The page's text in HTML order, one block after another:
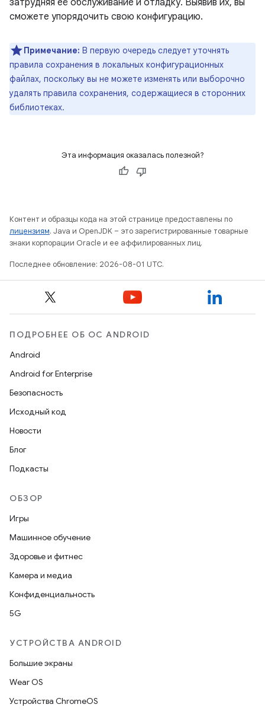
затрудняя её обслуживание и отладку. Выявив их, вы
сможете упорядочить свою конфигурацию.
Примечание: В первую очередь следует уточнять
правила сохранения в локальных конфигурационных
файлах, поскольку вы не можете изменять или выборочно
удалять правила сохранения, содержащиеся в сторонних
библиотеках.
Эта информация оказалась полезной?
Контент и образцы кода на этой странице предоставлены по
лицензиям. Java и OpenJDK – это зарегистрированные товарные
знаки корпорации Oracle и ее аффилированных лиц.
Последнее обновление: 2026-08-01 UTC.
ПОДРОБНЕЕ ОБ ОС ANDROID
Android
Android for Enterprise
Безопасность
Исходный код
Новости
Блог
Подкасты
ОБЗОР
Игры
Машинное обучение
Здоровье и фитнес
Камера и медиа
Конфиденциальность
5G
УСТРОЙСТВА ANDROID
Большие экраны
Wear OS
Устройства ChromeOS